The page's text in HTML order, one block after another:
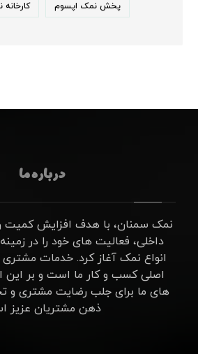
پخش نمک اپسوم
درباره ما
نمک سمنان، با هدف افزایش
داخلی، فعالیت های خود را در
انواع نمک آغاز کرد. خدمات مشتری
اصلی کسب و کار ما است و بر
های ما برای جلب رضایت مشتری و
ذهن مشتریان عزیز